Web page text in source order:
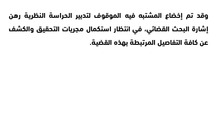
وقد تم إخضاع المشتبه فيه الموقوف لتدبير الحراسة النظرية رهن
إشارة البحث القضائي، في انتظار استكمال مجريات التحقيق والكشف
عن كافة التفاصيل المرتبطة بهذه القضية.